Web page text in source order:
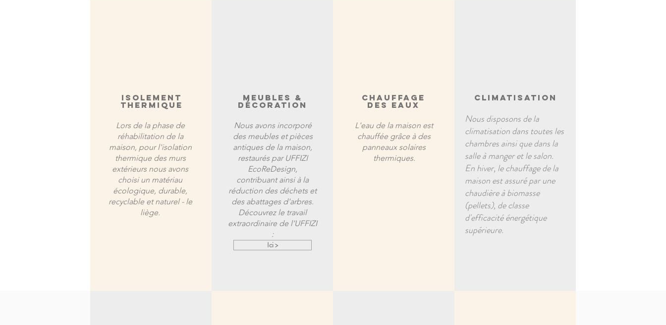
ISOLEMENT
THERMIQUE
Lors de la phase de
réhabilitation de la
maison, pour l'isolation
thermique des murs
extérieurs nous avons
choisi un matériau
écologique, durable,
recyclable et naturel - le
liège.
MEUBLES &
DÉCORATION
Nous avons incorporé
des meubles et pièces
antiques de la maison,
restaurés par UFFIZI
EcoReDesign,
contribuant ainsi à la
réduction des déchets et
des abattages d'arbres.
Découvrez le travail
extraordinaire de l’UFFIZI
:
Ici >
CHAUFFAGE
DES EAUX
L'eau de la maison est
chauffée grâce à des
panneaux solaires
thermiques.
CLIMATISATION
Nous disposons de la
climatisation dans toutes les
chambres ainsi que dans la
salle à manger et le salon.
En hiver, le chauffage de la
maison est assuré par une
chaudière à biomasse
(pellets), de classe
d'efficacité énergétique
supérieure.